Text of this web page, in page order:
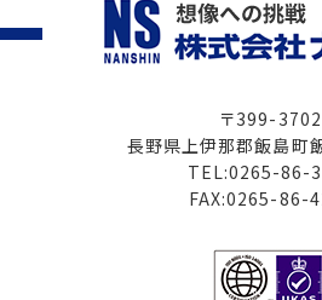
〒399-3702
長野県上伊那郡飯島町
TEL:0265-86-
FAX:0265-86-